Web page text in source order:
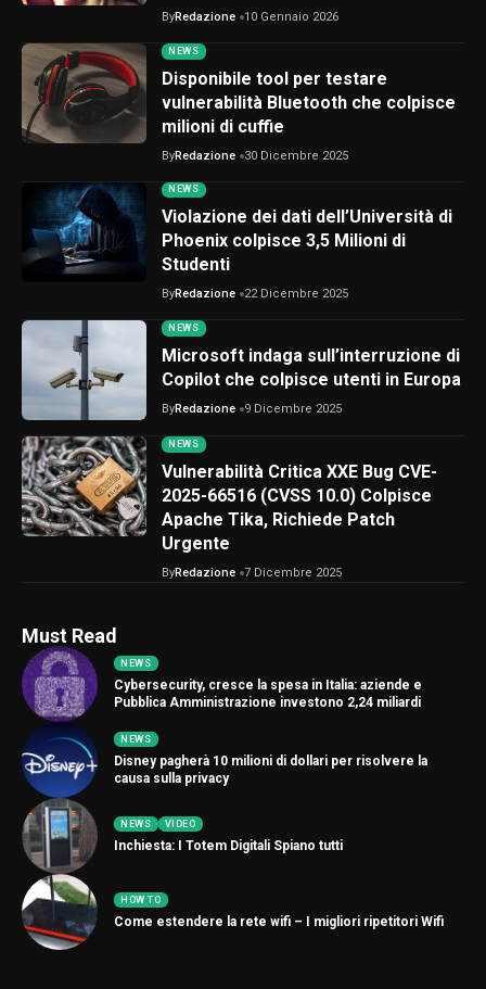
ByRedazione 10 Gennaio 2026
NEWS
Disponibile tool per testare
vulnerabilità Bluetooth che colpisce
milioni di cuffie
ByRedazione 30 Dicembre 2025
NEWS
Violazione dei dati dell’Università di
Phoenix colpisce 3,5 Milioni di
Studenti
ByRedazione 22 Dicembre 2025
NEWS
Microsoft indaga sull’interruzione di
Copilot che colpisce utenti in Europa
ByRedazione 9 Dicembre 2025
NEWS
Vulnerabilità Critica XXE Bug CVE-
2025-66516 (CVSS 10.0) Colpisce
Apache Tika, Richiede Patch
Urgente
ByRedazione 7 Dicembre 2025
Must Read
NEWS
Cybersecurity, cresce la spesa in Italia: aziende e
Pubblica Amministrazione investono 2,24 miliardi
NEWS
Disney pagherà 10 milioni di dollari per risolvere la
causa sulla privacy
NEWS VIDEO
Inchiesta: I Totem Digitali Spiano tutti
HOW TO
Come estendere la rete wifi – I migliori ripetitori Wifi